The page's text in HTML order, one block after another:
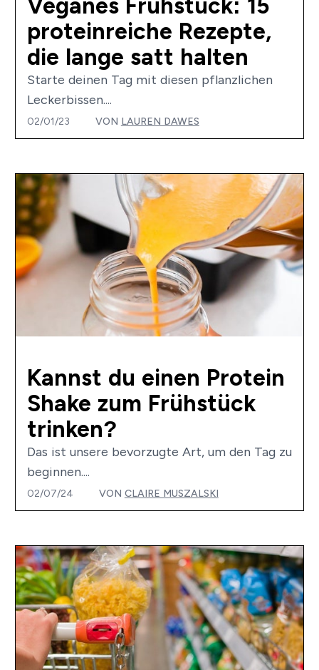
Veganes Frühstück: 15
proteinreiche Rezepte,
die lange satt halten
Starte deinen Tag mit diesen pflanzlichen
Leckerbissen....
02/01/23 VON LAUREN DAWES
Kannst du einen Protein
Shake zum Frühstück
trinken?
Das ist unsere bevorzugte Art, um den Tag zu
beginnen....
02/07/24 VON CLAIRE MUSZALSKI